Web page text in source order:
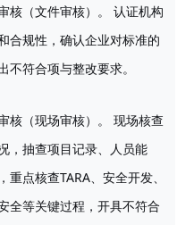
核（文件审核）。
认证机构
合规性，确认企业对标准的
不符合项与整改要求。
核（现场审核）。
现场核查
，抽查项目记录、人员能
重点核查TARA、安全开发、
全等关键过程，开具不符合